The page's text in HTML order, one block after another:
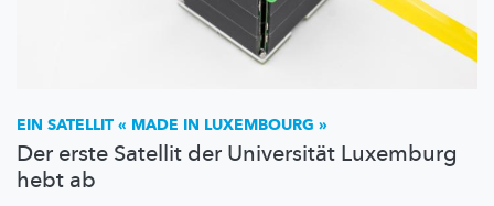
EIN SATELLIT « MADE IN LUXEMBOURG »
Der erste Satellit der Universität Luxemburg
hebt ab